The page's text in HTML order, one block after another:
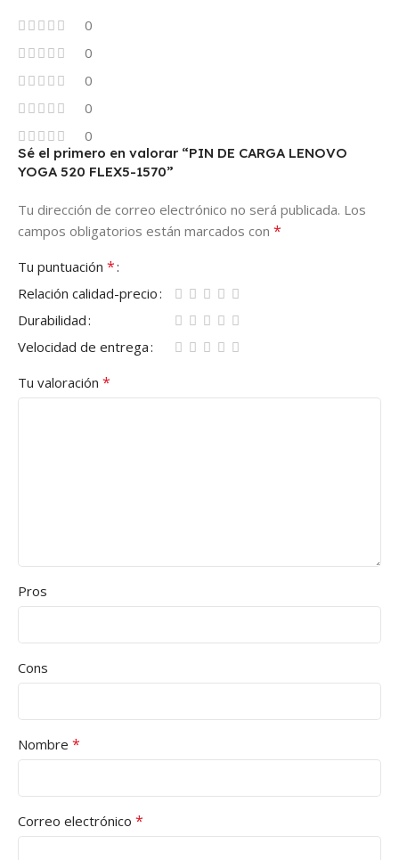
0
0
0
0
0
Sé el primero en valorar “PIN DE CARGA LENOVO
YOGA 520 FLEX5-1570”
Tu dirección de correo electrónico no será publicada. Los
campos obligatorios están marcados con *
Tu puntuación *
Relación calidad-precio
Durabilidad
Velocidad de entrega
Tu valoración *
Pros
Cons
Nombre *
Correo electrónico *